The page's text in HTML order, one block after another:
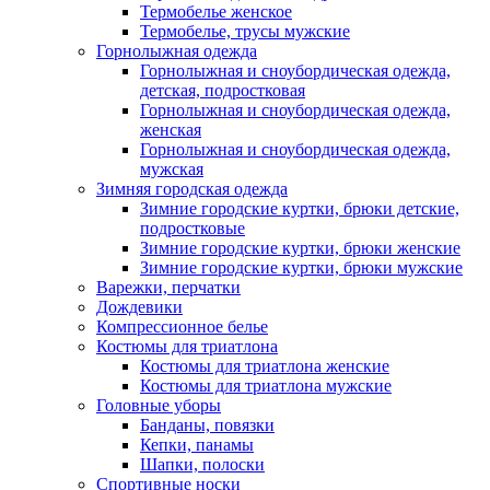
Термобелье женское
Термобелье, трусы мужские
Горнолыжная одежда
Горнолыжная и сноубордическая одежда,
детская, подростковая
Горнолыжная и сноубордическая одежда,
женская
Горнолыжная и сноубордическая одежда,
мужская
Зимняя городская одежда
Зимние городские куртки, брюки детские,
подростковые
Зимние городские куртки, брюки женские
Зимние городские куртки, брюки мужские
Варежки, перчатки
Дождевики
Компрессионное белье
Костюмы для триатлона
Костюмы для триатлона женские
Костюмы для триатлона мужские
Головные уборы
Банданы, повязки
Кепки, панамы
Шапки, полоски
Спортивные носки